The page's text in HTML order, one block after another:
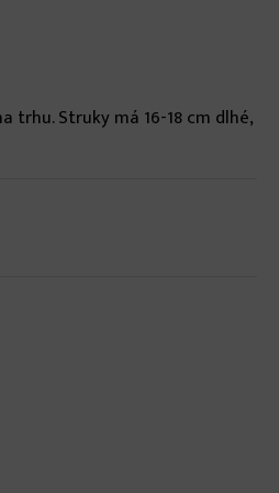
Struky má 16-18 cm dlhé,